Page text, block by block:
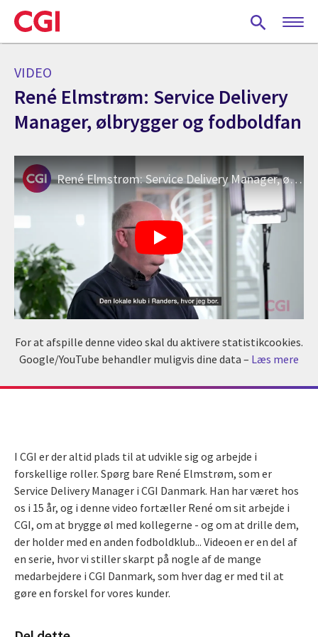
Skip
to
main
VIDEO
René Elmstrøm: Service Delivery
Manager, ølbrygger og fodboldfan
René Elmstrøm: Service Delivery Manager, ølbrygger og fodboldfan
For at afspille denne video skal du aktivere statistikcookies.
Google/YouTube behandler muligvis dine data – Læs mere
I CGI er der altid plads til at udvikle sig og arbejde i
forskellige roller. Spørg bare René Elmstrøm, som er
Service Delivery Manager i CGI Danmark. Han har været hos
os i 15 år, og i denne video fortæller René om sit arbejde i
CGI, om at brygge øl med kollegerne - og om at drille dem,
der holder med en anden fodboldklub... Videoen er en del af
en serie, hvor vi stiller skarpt på nogle af de mange
medarbejdere i CGI Danmark, som hver dag er med til at
gøre en forskel for vores kunder.